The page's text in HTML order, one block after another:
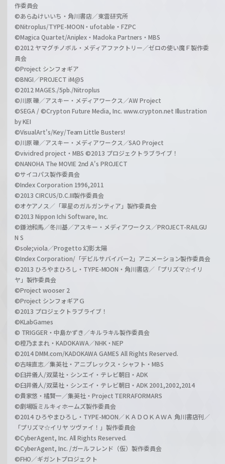
作委員会
©あらゐけいいち・角川書店／東雲研究所
©Nitroplus/TYPE-MOON・ufotable・FZPC
©Magica Quartet/Aniplex・Madoka Partners・MBS
©2012 ヤマグチノボル・メディアファクトリー／ゼロの使い魔Ｆ製作委
員会
©Project シンフォギア
©BNGI／PROJECT iM@S
©2012 MAGES./5pb./Nitroplus
©川原 礫／アスキー・メディアワークス／AW Project
©SEGA / ©Crypton Future Media, Inc. www.crypton.net Illustration
by KEI
©VisualArt's/Key/Team Little Busters!
©川原 礫／アスキー・メディアワークス／SAO Project
©vividred project・MBS ©2013 プロジェクトラブライブ！
©NANOHA The MOVIE 2nd A's PROJECT
©サイコパス製作委員会
©Index Corporation 1996,2011
©2013 CIRCUS/D.C.III製作委員会
©オケアノス／「翠星のガルガンティア」製作委員会
©2013 Nippon Ichi Software, Inc.
©鎌池和馬／冬川基／アスキー・メディアワークス／PROJECT-RAILGU
N S
©sole;viola／Progetto 幻影太陽
©Index Corporation/「デビルサバイバー2」アニメーション製作委員会
©2013 ひろやまひろし・TYPE-MOON・角川書店／「プリズマ☆イリ
ヤ」製作委員会
©Project wooser 2
©Project シンフォギアＧ
©2013 プロジェクトラブライブ！
©KLabGames
© TRIGGER・中島かずき／キルラキル製作委員会
©橙乃ままれ・KADOKAWA／NHK・NEP
©2014 DMM.com/KADOKAWA GAMES All Rights Reserved.
©古味直志／集英社・アニプレックス・シャフト・MBS
©臼井儀人/双葉社・シンエイ・テレビ朝日・ADK
©臼井儀人/双葉社・シンエイ・テレビ朝日・ADK 2001,2002,2014
©貴家悠・橘賢一／集英社・Project TERRAFORMARS
©劇場版ミルキィホームズ製作委員会
©2014 ひろやまひろし・TYPE-MOON／ＫＡＤＯＫＡＷＡ 角川書店刊／
「プリズマ☆イリヤ ツヴァイ！」製作委員会
©CyberAgent, Inc. All Rights Reserved.
©CyberAgent, Inc. /ガールフレンド（仮）製作委員会
©FHO／ギガントプロジェクト